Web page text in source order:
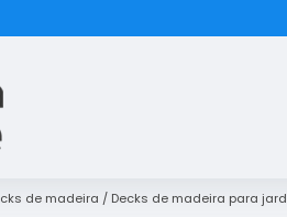
de madeira Decks de madeira para